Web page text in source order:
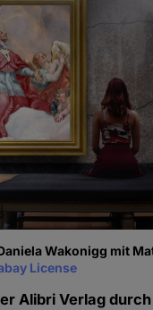
Wakonigg mit
License
Alibri Verlag